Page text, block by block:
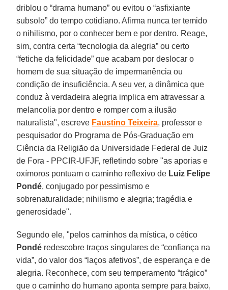
driblou o “drama humano” ou evitou o “asfixiante
subsolo” do tempo cotidiano. Afirma nunca ter temido
o nihilismo, por o conhecer bem e por dentro. Reage,
sim, contra certa “tecnologia da alegria” ou certo
“fetiche da felicidade” que acabam por deslocar o
homem de sua situação de impermanência ou
condição de insuficiência. A seu ver, a dinâmica que
conduz à verdadeira alegria implica em atravessar a
melancolia por dentro e romper com a ilusão
naturalista", escreve Faustino Teixeira, professor e
pesquisador do Programa de Pós-Graduação em
Ciência da Religião da Universidade Federal de Juiz
de Fora - PPCIR-UFJF, refletindo sobre "as aporias e
oxímoros pontuam o caminho reflexivo de Luiz Felipe
Pondé, conjugado por pessimismo e
sobrenaturalidade; nihilismo e alegria; tragédia e
generosidade".
Segundo ele, "pelos caminhos da mística, o cético
Pondé redescobre traços singulares de “confiança na
vida”, do valor dos “laços afetivos”, de esperança e de
alegria. Reconhece, com seu temperamento “trágico”
que o caminho do humano aponta sempre para baixo,